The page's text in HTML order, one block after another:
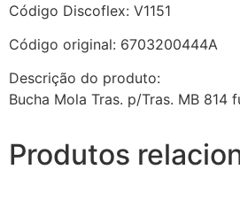
Código Discoflex: V1151
Código original: 6703200444A
Descrição do produto:
Bucha Mola Tras. p/Tras. MB 814
Produtos